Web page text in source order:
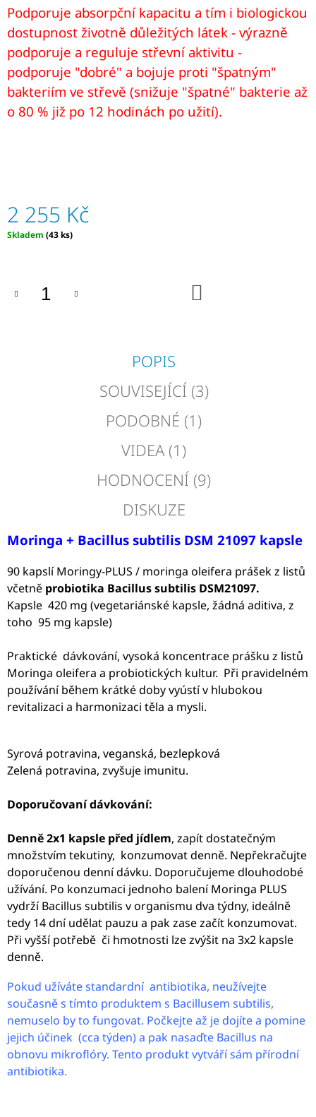
Podporuje absorpční kapacitu a tím i biologickou
dostupnost životně důležitých látek - výrazně
podporuje a reguluje střevní aktivitu -
podporuje "dobré" a bojuje proti "špatným"
bakteriím ve střevě (snižuje "špatné" bakterie až
o 80 % již po 12 hodinách po užití).
2 255 Kč
Měrná
Skladem (43 ks)
POPIS
SOUVISEJÍCÍ (3)
PODOBNÉ (1)
VIDEA (1)
HODNOCENÍ (9)
DISKUZE
Moringa + Bacillus subtilis DSM 21097 kapsle
90 kapslí Moringy-PLUS / moringa oleifera prášek z listů
včetně probiotika Bacillus subtilis DSM21097.
Kapsle 420 mg (vegetariánské kapsle, žádná aditiva, z
toho 95 mg kapsle)
Praktické dávkování, vysoká koncentrace prášku z listů
Moringa oleifera a probiotických kultur. Při pravidelném
používání během krátké doby vyústí v hlubokou
revitalizaci a harmonizaci těla a mysli.
Syrová potravina, veganská, bezlepková
Zelená potravina, zvyšuje imunitu.
Doporučovaní dávkování:
Denně 2x1 kapsle před jídlem, zapít dostatečným
množstvím tekutiny, konzumovat denně. Nepřekračujte
doporučenou denní dávku. Doporučujeme dlouhodobé
užívání. Po konzumaci jednoho balení Moringa PLUS
vydrží Bacillus subtilis v organismu dva týdny, ideálně
tedy 14 dní udělat pauzu a pak zase začít konzumovat.
Při vyšší potřebě či hmotnosti lze zvýšit na 3x2 kapsle
denně.
Pokud užíváte standardní antibiotika, neužívejte
současně s tímto produktem s Bacillusem subtilis,
nemuselo by to fungovat. Počkejte až je dojíte a pomine
jejich účinek (cca týden) a pak nasaďte Bacillus na
obnovu mikroflóry. Tento produkt vytváří sám přírodní
antibiotika.
BACILLUS
SUBTILIS
DSM
21097,
KAPSLE
90
KS
PROTI
PLÍSNÍM
A